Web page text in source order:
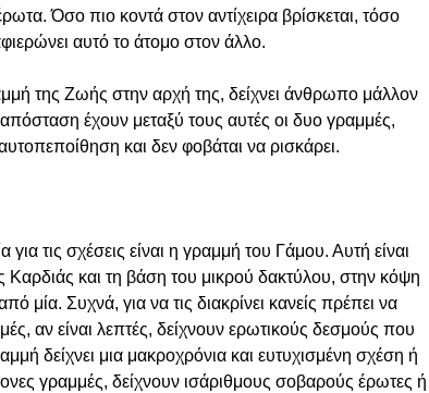
Όσο πιο κοντά στον αντίχειρα βρίσκεται, τόσο
αυτό το άτομο στον άλλο.
της Ζωής στην αρχή της, δείχνει άνθρωπο μάλλον
έχουν μεταξύ τους αυτές οι δυο γραμμές,
και δεν φοβάται να ρισκάρει.
τις σχέσεις είναι η γραμμή του Γάμου. Αυτή είναι
και τη βάση του μικρού δακτύλου, στην κόψη
Συχνά, για να τις διακρίνει κανείς πρέπει να
αν είναι λεπτές, δείχνουν ερωτικούς δεσμούς που
δείχνει μια μακροχρόνια και ευτυχισμένη σχέση ή
γραμμές, δείχνουν ισάριθμους σοβαρούς έρωτες ή